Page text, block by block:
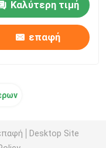
Καλύτερη τιμή
επαφή
Desktop Site